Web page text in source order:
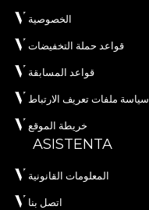
الخصوصية
قواعد حملة التخفيضات
قواعد المسابقة
سياسة ملفات تعريف الارتباط
خريطة الموقع
ASISTENTA
المعلومات القانونية
اتصل بنا